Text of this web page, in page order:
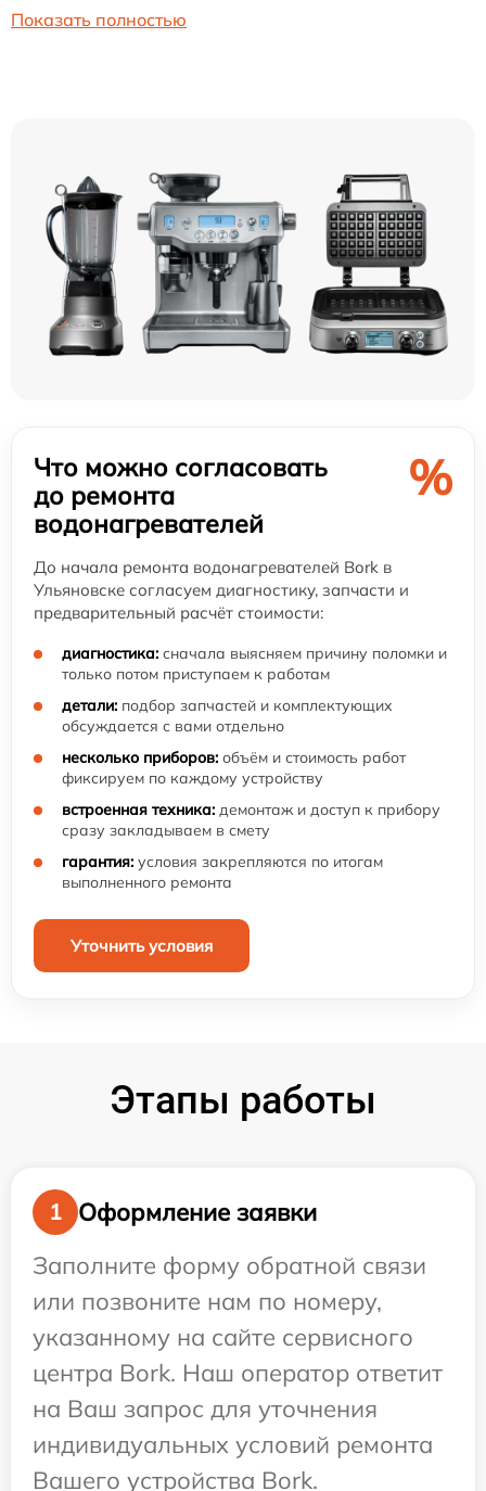
Показать полностью
Что можно согласовать
до ремонта
водонагревателей
%
До начала ремонта водонагревателей Bork в
Ульяновске согласуем диагностику, запчасти и
предварительный расчёт стоимости:
диагностика: сначала выясняем причину поломки и
только потом приступаем к работам
детали: подбор запчастей и комплектующих
обсуждается с вами отдельно
несколько приборов: объём и стоимость работ
фиксируем по каждому устройству
встроенная техника: демонтаж и доступ к прибору
сразу закладываем в смету
гарантия: условия закрепляются по итогам
выполненного ремонта
Уточнить условия
Этапы работы
1
Оформление заявки
Заполните форму обратной связи
или позвоните нам по номеру,
указанному на сайте сервисного
центра Bork. Наш оператор ответит
на Ваш запрос для уточнения
индивидуальных условий ремонта
Вашего устройства Bork.